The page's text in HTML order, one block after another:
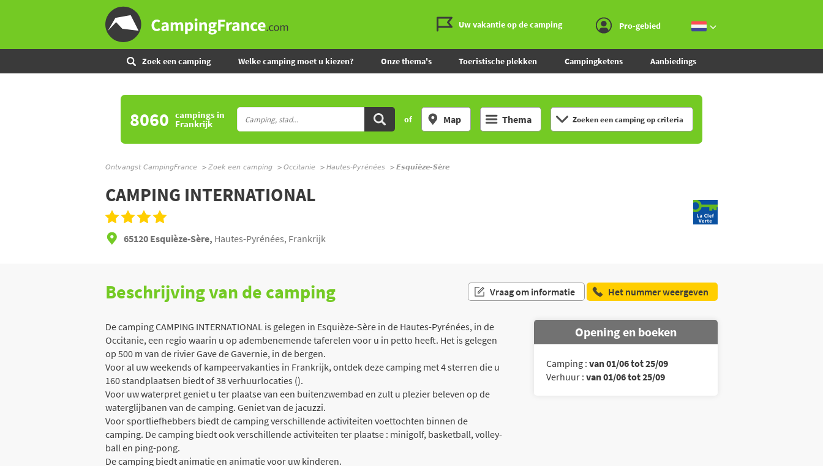
Uw vakantie op de camping Pro-gebied
Zoek een camping Welke camping moet u kiezen? Onze thema's Toeristische plekken Campingketens Aanbiedings
8060 campingsin
Frankrijk of Map Thema Zoeken een camping op criteria
Ontvangst CampingFrance Zoek een camping Occitanie Hautes-Pyrénées Esquièze-Sère
CAMPING INTERNATIONAL
65120 Esquièze-Sère, Hautes-Pyrénées, Frankrijk
Beschrijving van de camping Vraag om informatie Het nummer weergeven
De camping CAMPING INTERNATIONAL is gelegen in Esquièze-Sère in de Hautes-Pyrénées, in de
Occitanie, een regio waarin u op adembenemende taferelen voor u in petto heeft. Het is gelegen
op 500 m van de rivier Gave de Gavernie, in de bergen.
Voor al uw weekends of kampeervakanties in Frankrijk, ontdek deze camping met 4 sterren die u
160 standplaatsen biedt of 38 verhuurlocaties ().
Voor uw waterpret geniet u ter plaatse van een buitenzwembad en zult u plezier beleven op de
waterglijbanen van de camping. Geniet van de jacuzzi.
Voor sportliefhebbers biedt de camping verschillende activiteiten voettochten binnen de
camping. De camping biedt ook verschillende activiteiten ter plaatse : minigolf, basketball, volley-
ball en ping-pong.
De camping biedt animatie en animatie voor uw kinderen.
Opening en boeken
Camping : van 01/06 tot 25/09
Verhuur : van 01/06 tot 25/09